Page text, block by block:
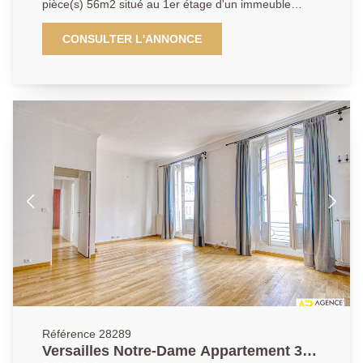
pièce(s) 56m2 situé au 1er étage d'un immeuble
entièrement rénové avec cave - Adresse de premier
ordre dans la partie la plus prisée du quartier Notre-
Dame entre Parc et Marché Notre-Dame pour cet
élégance de l'ancien et rationalité du moderne vous
offrira: Entrée, cuisine neuve entièrement équipée,
vaste séjour baigné de lumière, grande chambre,
salle de douche raffinée avec coin buanderie, wc
séparés. A cela s'ajoute une cave. DPE C. Vous serez
séduits par l'emplacement unique de ce bien, ses
prestations magnifiques et son calme absolu. Un bien
rarissime dans ce quartier. A découvrir rapidement.
CONSULTER L'ANNONCE
Référence 28289
Versailles Notre-Dame Appartement 3